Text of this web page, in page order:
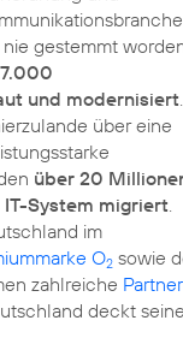
gestemmt
und modernisiert
über eine
über 20
System migriert
im
O2 sowie
zahlreiche
deckt